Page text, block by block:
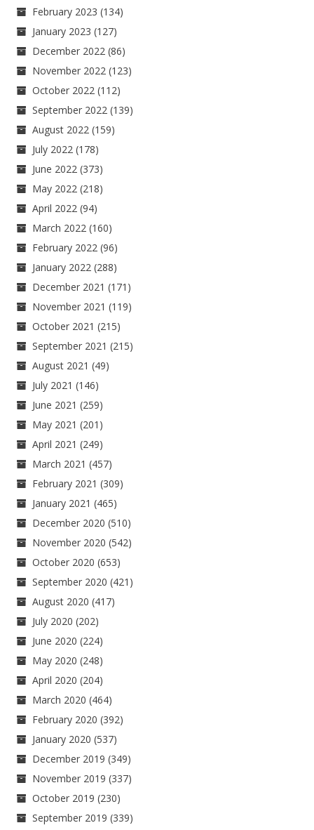
February 2023 (134)
January 2023 (127)
December 2022 (86)
November 2022 (123)
October 2022 (112)
September 2022 (139)
August 2022 (159)
July 2022 (178)
June 2022 (373)
May 2022 (218)
April 2022 (94)
March 2022 (160)
February 2022 (96)
January 2022 (288)
December 2021 (171)
November 2021 (119)
October 2021 (215)
September 2021 (215)
August 2021 (49)
July 2021 (146)
June 2021 (259)
May 2021 (201)
April 2021 (249)
March 2021 (457)
February 2021 (309)
January 2021 (465)
December 2020 (510)
November 2020 (542)
October 2020 (653)
September 2020 (421)
August 2020 (417)
July 2020 (202)
June 2020 (224)
May 2020 (248)
April 2020 (204)
March 2020 (464)
February 2020 (392)
January 2020 (537)
December 2019 (349)
November 2019 (337)
October 2019 (230)
September 2019 (339)